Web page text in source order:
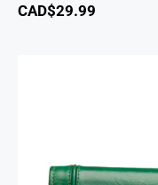
CAD$29.99